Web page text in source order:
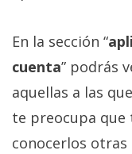
En la sección “
cuenta” podrás
aquellas a las
te preocupa
conocerlos otras